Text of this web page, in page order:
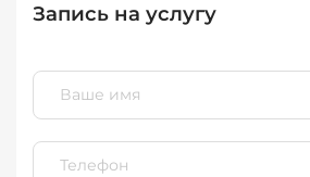
Запись на услугу